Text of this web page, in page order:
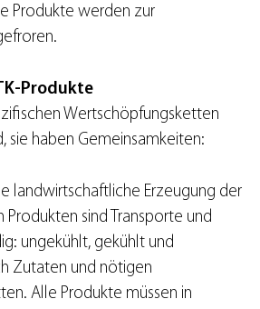
Produkte werden zur
Produkte
Wertschöpfungsketten
sie haben Gemeinsamkeiten:
landwirtschaftliche Erzeugung der
Produkten sind Transporte und
ungekühlt, gekühlt und
Zutaten und nötigen
Alle Produkte müssen in